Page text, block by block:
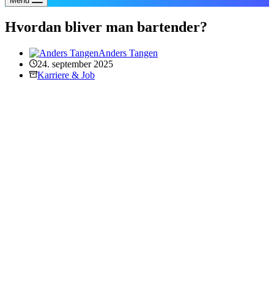
Hvordan bliver man bartender?
Anders Tangen
24. september 2025
Karriere & Job